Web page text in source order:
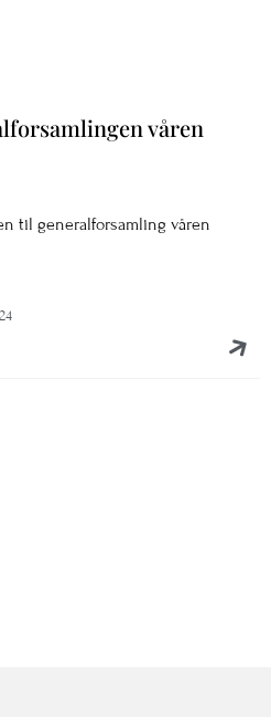
våren
til generalforsamling våren